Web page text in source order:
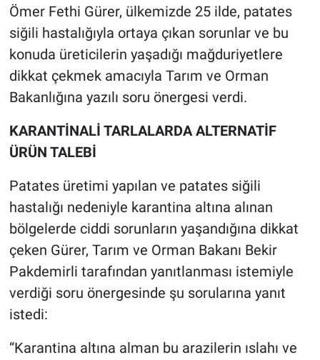
Ömer Fethi Gürer, ülkemizde 25 ilde, patates
siğili hastalığıyla ortaya çıkan sorunlar ve bu
konuda üreticilerin yaşadığı mağduriyetlere
dikkat çekmek amacıyla Tarım ve Orman
Bakanlığına yazılı soru önergesi verdi.
KARANTİNALİ TARLALARDA ALTERNATİF
ÜRÜN TALEBİ
Patates üretimi yapılan ve patates siğili
hastalığı nedeniyle karantina altına alınan
bölgelerde ciddi sorunların yaşandığına dikkat
çeken Gürer, Tarım ve Orman Bakanı Bekir
Pakdemirli tarafından yanıtlanması istemiyle
verdiği soru önergesinde şu sorularına yanıt
istedi:
“Karantina altına alman bu arazilerin ıslahı ve